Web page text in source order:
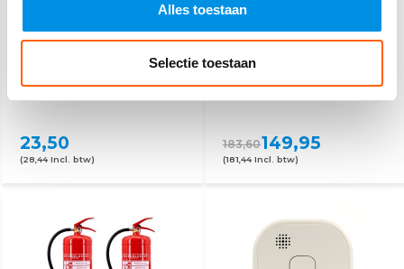
Alles toestaan
Selectie toestaan
23,50
(28,44 Incl. btw)
0,75L
183,60149,95
(181,44 Incl. btw)